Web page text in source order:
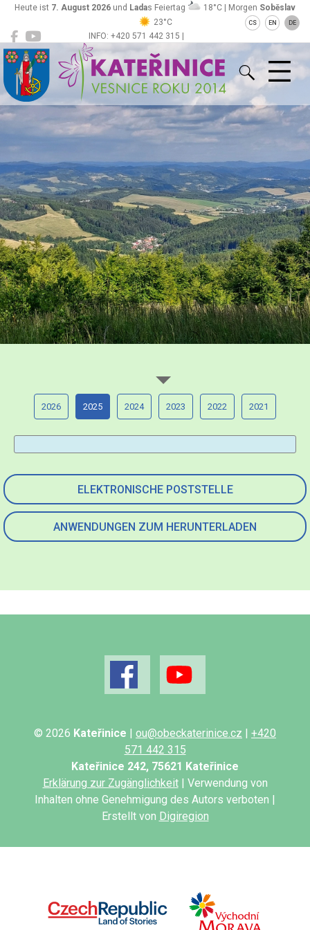
INFO: +420 571 442 315 |
ou@obeckaterinice.cz
Heute ist 7. August 2026 und Ladas Feiertag 18°C | Morgen Soběslav
23°C
CS EN DE
Kateřinice
ELEKTRONISCHE POSTSTELLE
ANWENDUNGEN ZUM HERUNTERLADEN
2026 2025 2024 2023 2022 2021
© 2026 Kateřinice | ou@obeckaterinice.cz | +420
571 442 315
Kateřinice 242, 75621 Kateřinice
Erklärung zur Zugänglichkeit| Verwendung von
Inhalten ohne Genehmigung des Autors verboten |
Erstellt von Digiregion